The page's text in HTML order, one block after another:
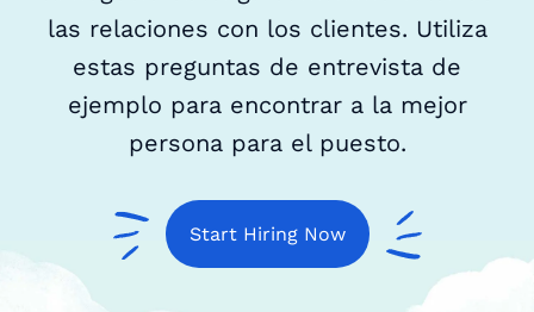
las relaciones con los clientes. Utiliza
estas preguntas de entrevista de
ejemplo para encontrar a la mejor
persona para el puesto.
Start Hiring Now